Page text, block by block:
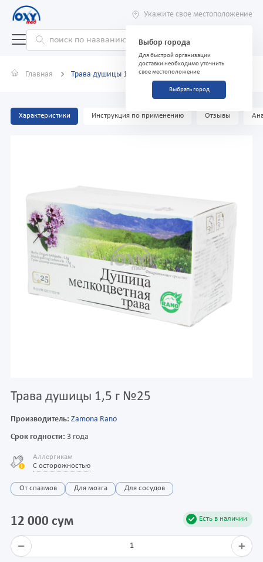
Укажите свое местоположение
Выбор города
Для быстрой организации
доставки необходимо уточнить
свое местоположение
Выбрать город
Главная Трава душицы 1,5 г №25
Характеристики Инструкция по применению Отзывы
Трава душицы 1,5 г №25
Производитель: Zamona Rano
Срок годности: 3 года
Аллергикам
С осторожностью
От спазмов Для мозга Для сосудов
Есть в наличии
12 000 сум
1